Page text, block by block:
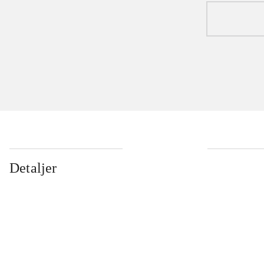
Detaljer